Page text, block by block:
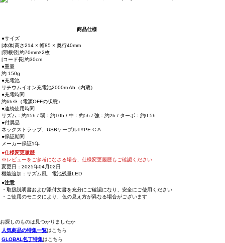
商品仕様
●サイズ
[本体]高さ214 × 幅85 × 奥行40mm
[羽根径]約70mm×2枚
[コード長]約30cm
●重量
約 150g
●充電池
リチウムイオン充電池2000m Ah（内蔵）
●充電時間
約6h※（電源OFFの状態）
●連続使用時間
リズム：約15h / 弱：約10h / 中：約5h / 強：約2h / ターボ：約0.5h
●付属品
ネックストラップ、USBケーブルTYPE-C-A
●保証期間
メーカー保証1年
●仕様変更履歴
※レビューをご参考になさる場合、仕様変更履歴もご確認ください
変更日：2025年04月02日
機能追加：リズム風、電池残量LED
●注意
・取扱説明書および添付文書を充分にご確認になり、安全にご使用ください
・ご使用のモニタにより、色の見え方が異なる場合がございます
お探しのものは見つかりましたか
人気商品の特集一覧はこちら
GLOBAL包丁特集はこちら